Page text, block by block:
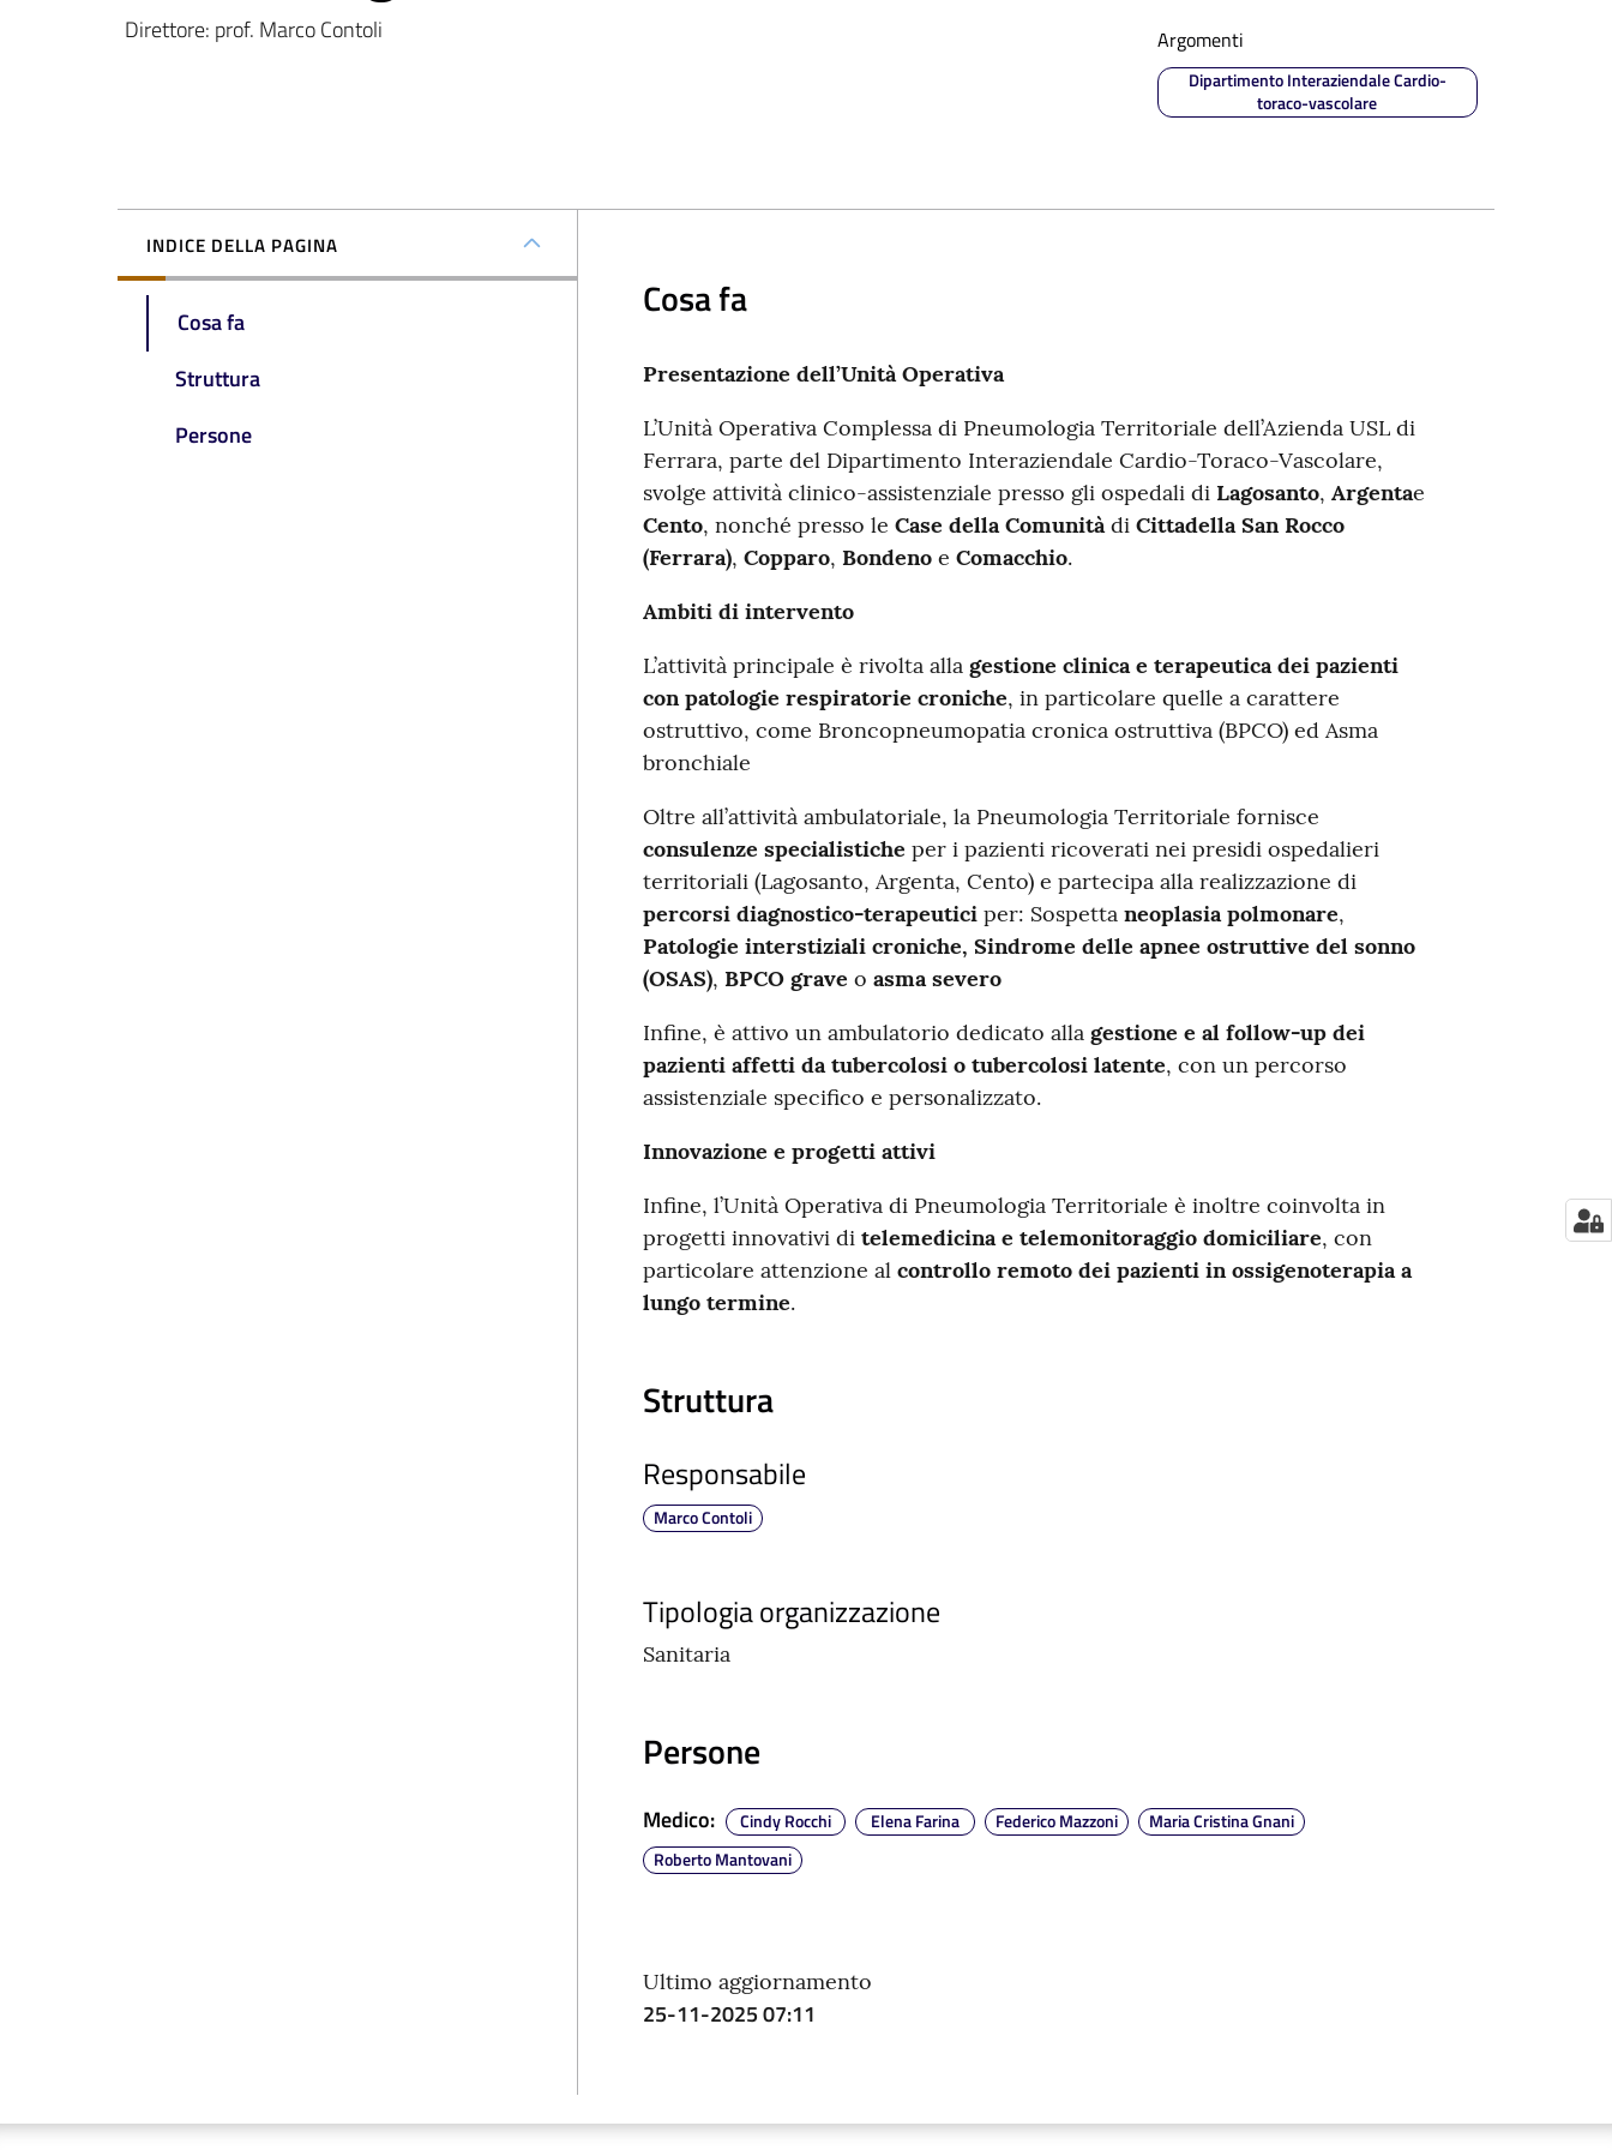
Direttore: prof. Marco Contoli Argomenti
Dipartimento Interaziendale Cardio-
toraco-vascolare
INDICE DELLA PAGINA
Cosa fa
Struttura
Persone
Cosa fa
Presentazione dell’Unità Operativa
L’Unità Operativa Complessa di Pneumologia Territoriale dell’Azienda USL di
Ferrara, parte del Dipartimento Interaziendale Cardio-Toraco-Vascolare,
svolge attività clinico-assistenziale presso gli ospedali di Lagosanto, Argentae
Cento, nonché presso le Case della Comunitàdi Cittadella San Rocco
(Ferrara), Copparo, Bondenoe Comacchio.
Ambiti di intervento
L’attività principale è rivolta alla gestione clinica e terapeutica dei pazienti
con patologie respiratorie croniche, in particolare quelle a carattere
ostruttivo, come Broncopneumopatia cronica ostruttiva (BPCO) ed Asma
bronchiale
Oltre all’attività ambulatoriale, la Pneumologia Territoriale fornisce
consulenze specialistiche per i pazienti ricoverati nei presidi ospedalieri
territoriali (Lagosanto, Argenta, Cento) e partecipa alla realizzazione di
percorsi diagnostico-terapeuticiper: Sospetta neoplasia polmonare,
Patologie interstiziali croniche, Sindrome delle apnee ostruttive del sonno
(OSAS), BPCO grave o asma severo
Infine, è attivo un ambulatorio dedicato alla gestione e al follow-up dei
pazienti affetti da tubercolosi o tubercolosi latente, con un percorso
assistenziale specifico e personalizzato.
Innovazione e progetti attivi
Infine, l’Unità Operativa di Pneumologia Territoriale è inoltre coinvolta in
progetti innovativi di telemedicina e telemonitoraggio domiciliare, con
particolare attenzione al controllo remoto dei pazienti in ossigenoterapia a
lungo termine.
Struttura
Responsabile
Marco Contoli
Tipologia organizzazione
Sanitaria
Persone
Medico: Cindy Rocchi Elena Farina Federico Mazzoni
Maria Cristina Gnani
Roberto Mantovani
Ultimo aggiornamento
25-11-2025 07:11